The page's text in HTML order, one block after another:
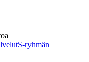
S-ryhmän